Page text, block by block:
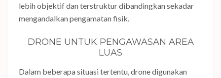
lebih objektif dan terstruktur dibandingkan sekadar
mengandalkan pengamatan fisik.
DRONE UNTUK PENGAWASAN AREA
LUAS
Dalam beberapa situasi tertentu, drone digunakan